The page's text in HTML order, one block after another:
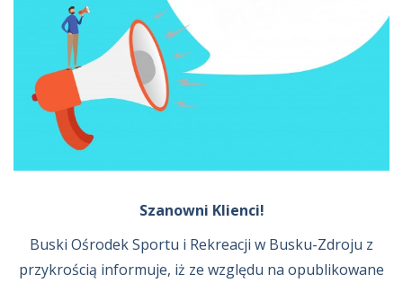
Szanowni Klienci!
Buski Ośrodek Sportu i Rekreacji w Busku-Zdroju z
przykrością informuje, iż ze względu na opublikowane